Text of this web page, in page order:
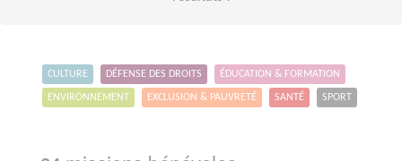
CULTURE DÉFENSE DES DROITS ÉDUCATION & FORMATION
ENVIRONNEMENT EXCLUSION & PAUVRETÉ SANTÉ SPORT